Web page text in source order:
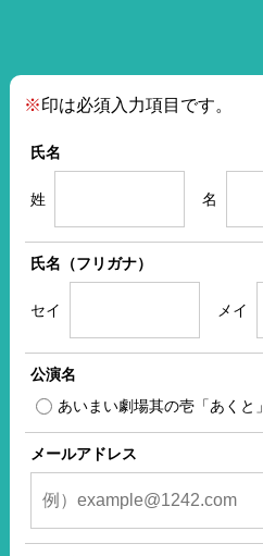
※印は必須入力項目です。
氏名
姓 名
氏名（フリガナ）
セイ メイ
公演名
あいまい劇場其の壱「あくと」
メールアドレス